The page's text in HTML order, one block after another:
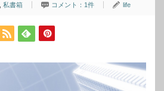
私書箱 コメント：1件 life